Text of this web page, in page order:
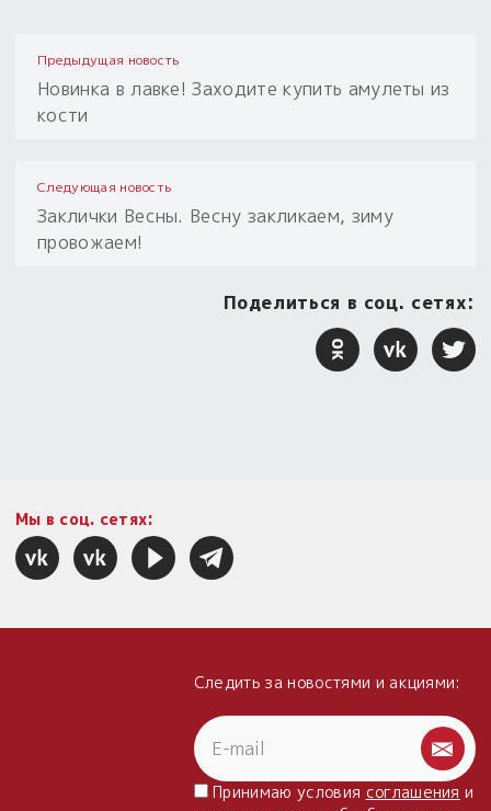
Предыдущая новость
Новинка в лавке! Заходите купить амулеты из
кости
Следующая новость
Заклички Весны. Весну закликаем, зиму
провожаем!
Поделиться в соц. сетях:
Мы в соц. сетях:
Следить за новостями и акциями:
Принимаю условия соглашения и